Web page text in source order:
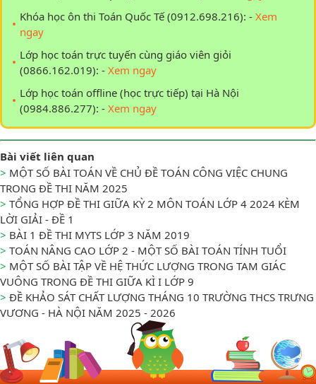
Khóa học ôn thi Toán Quốc Tế (0912.698.216): - Xem
ngay
Lớp học toán trực tuyến cùng giáo viên giỏi
(0866.162.019): - Xem ngay
Lớp học toán offline (học trực tiếp) tại Hà Nội
(0984.886.277): - Xem ngay
Bài viết liên quan
> MỘT SỐ BÀI TOÁN VỀ CHỦ ĐỀ TOÁN CÔNG VIỆC CHUNG
TRONG ĐỀ THI NĂM 2025
> TỔNG HỢP ĐỀ THI GIỮA KỲ 2 MÔN TOÁN LỚP 4 2024 KÈM
LỜI GIẢI - ĐỀ 1
> BÀI 1 ĐỀ THI MYTS LỚP 3 NĂM 2019
> TOÁN NÂNG CAO LỚP 2 - MỘT SỐ BÀI TOÁN TÍNH TUỔI
> MỘT SỐ BÀI TẬP VỀ HỆ THỨC LƯỢNG TRONG TAM GIÁC
VUÔNG TRONG ĐỀ THI GIỮA KÌ I LỚP 9
> ĐỀ KHẢO SÁT CHẤT LƯỢNG THÁNG 10 TRƯỜNG THCS TRƯNG
VƯƠNG - HÀ NỘI NĂM 2025 - 2026